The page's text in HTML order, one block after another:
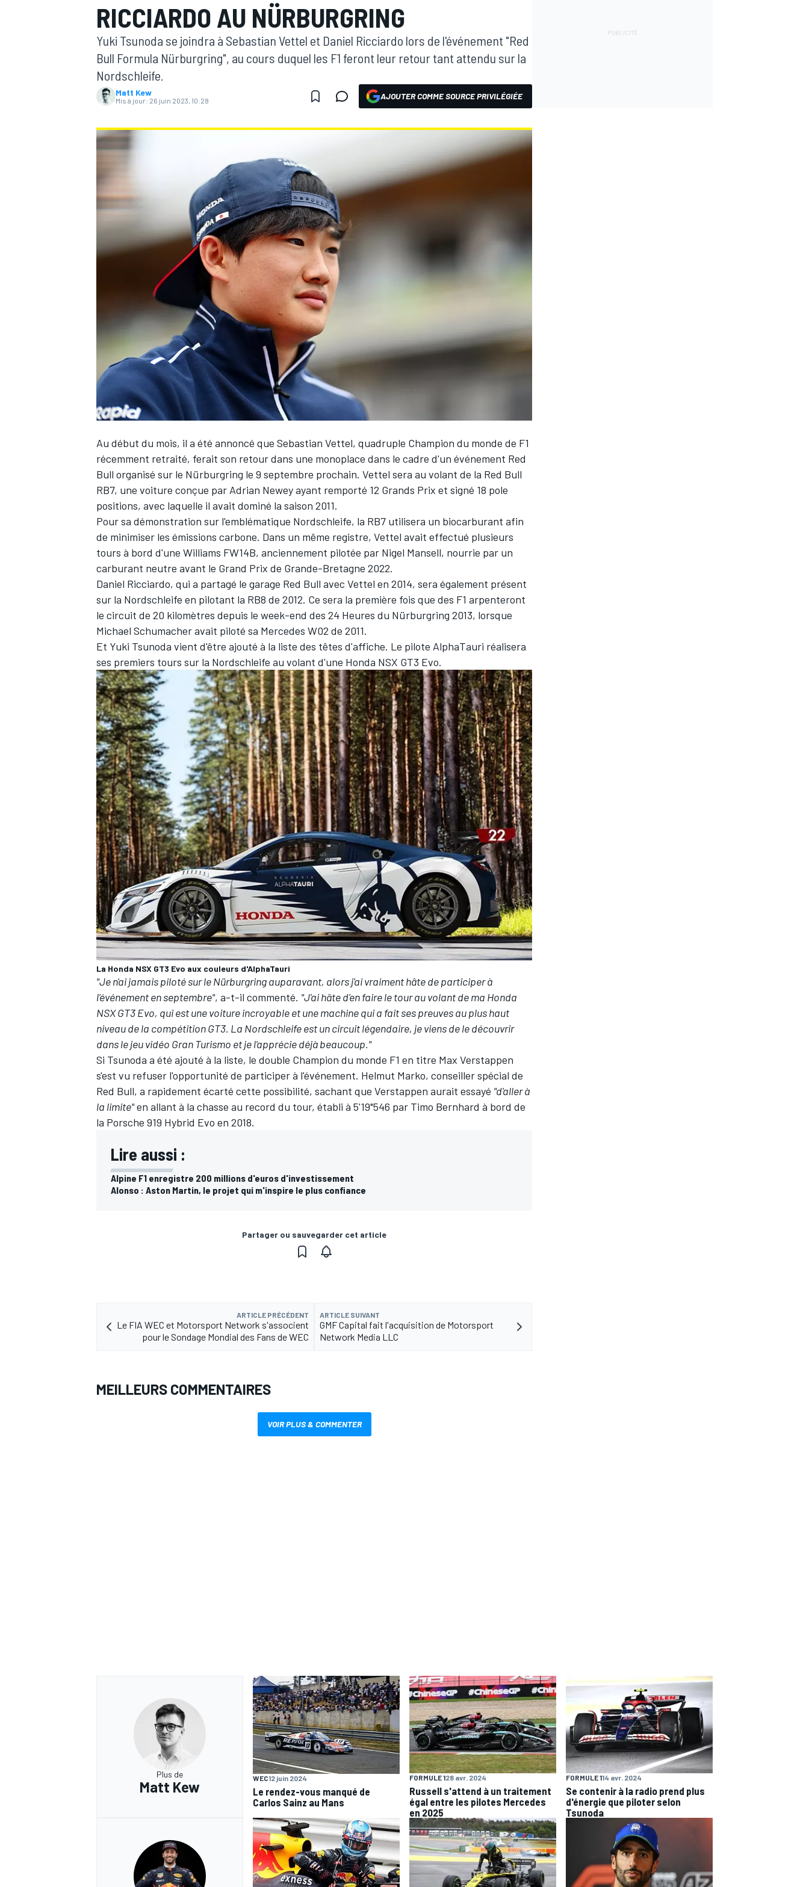
MOTOGP
WEC
AUTRES CHAMPIONNATS
RICCIARDO AU NÜRBURGRING
Yuki Tsunoda se joindra à Sebastian Vettel et Daniel Ricciardo lors de l'événement "Red
Bull Formula Nürburgring", au cours duquel les F1 feront leur retour tant attendu sur la
Nordschleife.
Matt Kew
Mis à jour: 26 juin 2023, 10:28 AJOUTER COMME SOURCE PRIVILÉGIÉE
Au début du mois, il a été annoncé que Sebastian Vettel, quadruple Champion du monde de F1
récemment retraité, ferait son retour dans une monoplace dans le cadre d'un événement Red
Bull organisé sur le Nürburgring le 9 septembre prochain. Vettel sera au volant de la Red Bull
RB7, une voiture conçue par Adrian Newey ayant remporté 12 Grands Prix et signé 18 pole
positions, avec laquelle il avait dominé la saison 2011.
Pour sa démonstration sur l'emblématique Nordschleife, la RB7 utilisera un biocarburant afin
de minimiser les émissions carbone. Dans un même registre, Vettel avait effectué plusieurs
tours à bord d'une Williams FW14B, anciennement pilotée par Nigel Mansell, nourrie par un
carburant neutre avant le Grand Prix de Grande-Bretagne 2022.
Daniel Ricciardo, qui a partagé le garage Red Bull avec Vettel en 2014, sera également présent
sur la Nordschleife en pilotant la RB8 de 2012. Ce sera la première fois que des F1 arpenteront
le circuit de 20 kilomètres depuis le week-end des 24 Heures du Nürburgring 2013, lorsque
Michael Schumacheravait piloté sa Mercedes W02 de 2011.
Et Yuki Tsunoda vient d'être ajouté à la liste des têtes d'affiche. Le pilote AlphaTauri réalisera
ses premiers tours sur la Nordschleife au volant d'une Honda NSX GT3 Evo.
La Honda NSX GT3 Evo aux couleurs d'AlphaTauri
"Je n'ai jamais piloté sur le Nürburgring auparavant, alors j'ai vraiment hâte de participer à
l'événement en septembre", a-t-il commenté. "J'ai hâte d'en faire le tour au volant de ma Honda
NSX GT3 Evo, qui est une voiture incroyable et une machine qui a fait ses preuves au plus haut
niveau de la compétition GT3. La Nordschleife est un circuit légendaire, je viens de le découvrir
dans le jeu vidéo Gran Turismo et je l'apprécie déjà beaucoup."
Si Tsunoda a été ajouté à la liste, le double Champion du monde F1 en titre Max Verstappen
s'est vu refuser l'opportunité de participer à l'événement. Helmut Marko, conseiller spécial de
Red Bull, a rapidement écarté cette possibilité, sachant que Verstappen aurait essayé "d'aller à
la limite"en allant à la chasse au record du tour, établi à 5'19"546 par Timo Bernhard à bord de
la Porsche 919 Hybrid Evo en 2018.
Lire aussi :
Alpine F1 enregistre 200 millions d'euros d'investissement
Alonso : Aston Martin, le projet qui m'inspire le plus confiance
Partager ou sauvegarder cet article
ARTICLE PRÉCÉDENT
Le FIA WEC et Motorsport Network s'associent
pour le Sondage Mondial des Fans de WEC
ARTICLE SUIVANT
GMF Capital fait l'acquisition de Motorsport
Network Media LLC
MEILLEURS COMMENTAIRES
VOIR PLUS & COMMENTER
Plus de
Matt Kew
WEC12 juin 2024
Le rendez-vous manqué de
Carlos Sainz au Mans
FORMULE 128 avr. 2024
Russell s'attend à un traitement
égal entre les pilotes Mercedes
en 2025
FORMULE 114 avr. 2024
Se contenir à la radio prend plus
d'énergie que piloter selon
Tsunoda